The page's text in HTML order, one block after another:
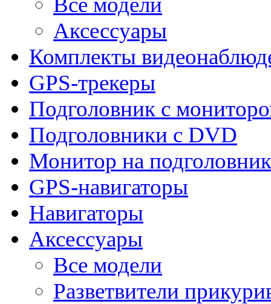
Аксессуары
Комплекты
GPS-трекеры
Подголовник с
Подголовники с DVD
Монитор на подголовник
GPS-навигаторы
Навигаторы
Аксессуары
Все модели
Разветвители